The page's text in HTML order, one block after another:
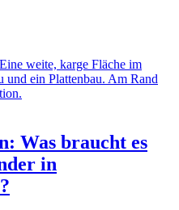
Was braucht es
in